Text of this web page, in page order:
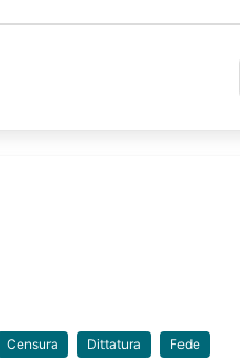
Censura Dittatura Fede